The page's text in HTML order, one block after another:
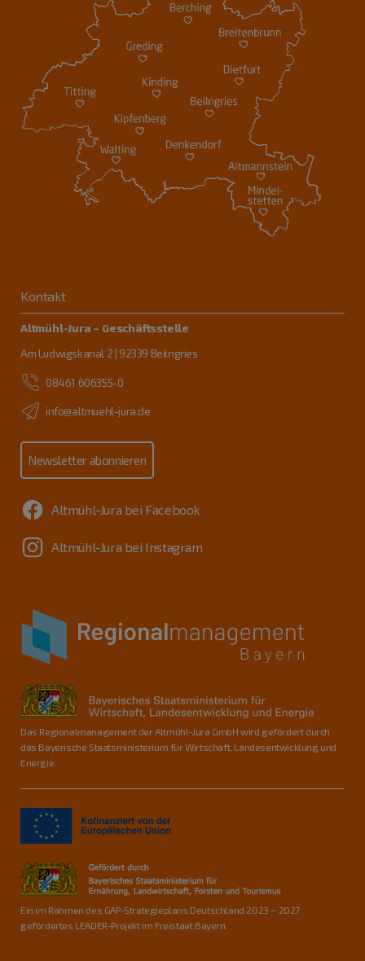
Kontakt
Altmühl-Jura – Geschäftsstelle
Am Ludwigskanal 2 | 92339 Beilngries
08461 606355-0
info@altmuehl-jura.de
Newsletter abonnieren
Altmühl-Jura bei Facebook
Altmühl-Jura bei Instagram
Das Regionalmanagement der Altmühl-Jura GmbH wird gefördert durch
das Bayerische Staatsministerium für Wirtschaft, Landesentwicklung und
Energie.
Ein im Rahmen des GAP-Strategieplans Deutschland 2023 – 2027
gefördertes LEADER-Projekt im Freistaat Bayern.